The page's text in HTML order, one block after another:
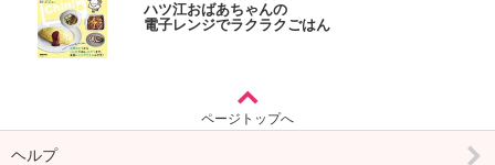
ハツ江おばあちゃんの
電子レンジでラクラクごはん
ページトップへ
ヘルプ